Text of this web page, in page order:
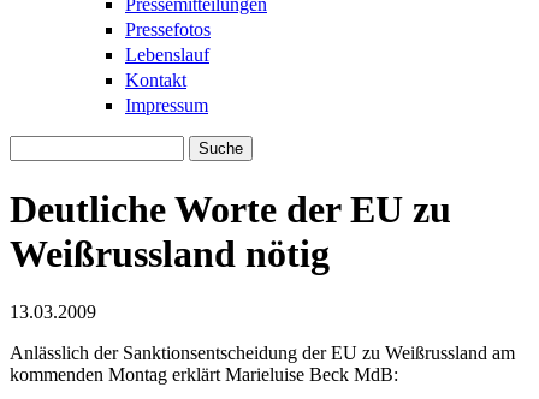
Pressefotos
Lebenslauf
Kontakt
Impressum
Deutliche Worte der EU zu
Weißrussland nötig
13.03.2009
Anlässlich der Sanktionsentscheidung der EU zu Weißrussland am
kommenden Montag erklärt Marieluise Beck MdB: